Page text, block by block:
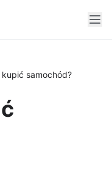
samochód?